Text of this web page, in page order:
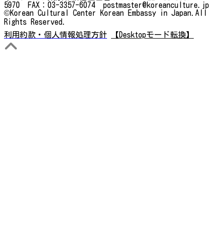
5970 FAX：03-3357-6074 postmaster@koreanculture.jp
©Korean Cultural Center Korean Embassy in Japan.All
Rights Reserved.
利用約款・個人情報処理方針
【Desktopモード転換】